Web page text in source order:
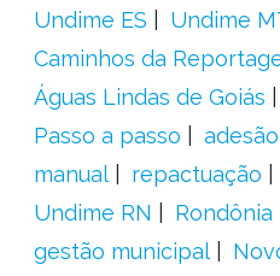
Undime ES Undime
Caminhos da
Águas Lindas de Goiás
Passo a passo
manual
repactuação
Undime RN
Rondônia
gestão municipal